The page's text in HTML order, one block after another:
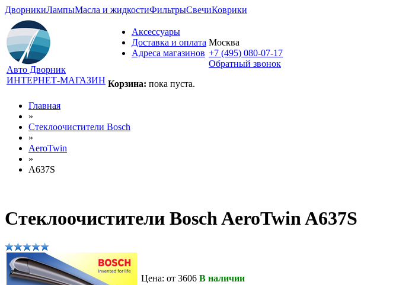
ДворникиЛампыМасла и жидкостиФильтрыСвечиКоврики
Авто Дворник
ИНТЕРНЕТ-МАГАЗИН
Аксессуары
Доставка и оплата
Адреса магазинов
Корзина: пока пуста.
Москва
+7 (495) 080-07-17
Обратный звонок
Главная
»
Стеклоочистители Bosch
»
AeroTwin
»
A637S
Стеклоочистители Bosch AeroTwin A637S
Цена: от 3606 В наличии